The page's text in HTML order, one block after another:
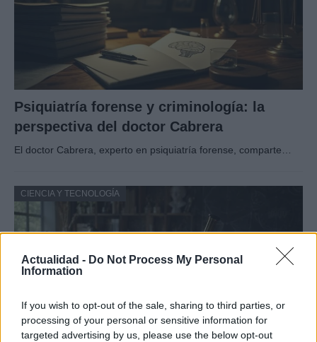
Actualidad - Do Not Process My Personal
Information
If you wish to opt-out of the sale, sharing to third parties, or
processing of your personal or sensitive information for
targeted advertising by us, please use the below opt-out
Psiquiatría forense y criminología: la
perspectiva del doctor Cabrera
El doctor Cabrera, experto en psiquiatría forense, comparte…
CIENCIA Y TECNOLOGÍA